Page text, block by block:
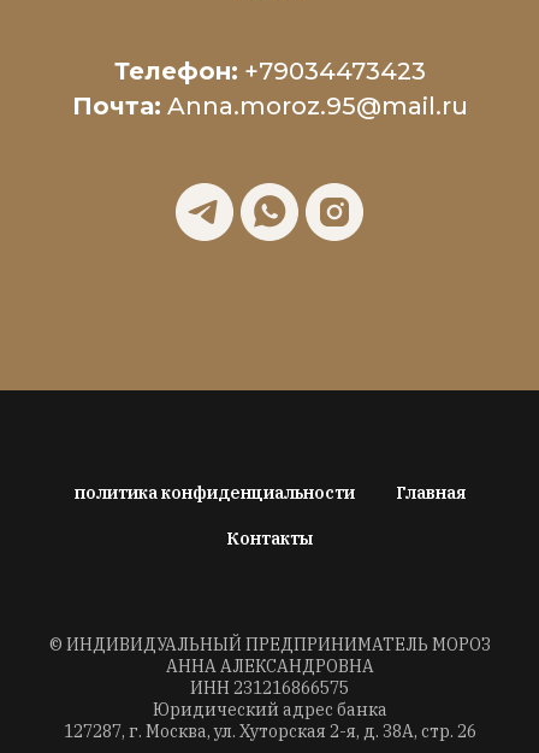
Телефон: +79034473423
Почта: Anna.moroz.95@mail.ru
политика конфиденциальности Главная
Контакты
© ИНДИВИДУАЛЬНЫЙ ПРЕДПРИНИМАТЕЛЬ МОРОЗ
АННА АЛЕКСАНДРОВНА
ИНН 231216866575
Юридический адрес банка
127287, г. Москва, ул. Хуторская 2-я, д. 38А, стр. 26